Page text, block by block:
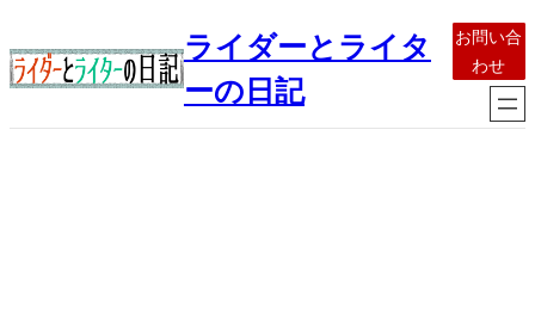
容
を
ライダーとライタ
ーの日記
お問い合
わせ